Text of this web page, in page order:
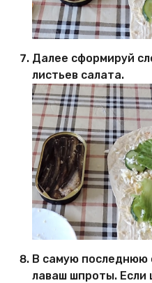
Далее сформируй
листьев салата.
В самую последнюю
лаваш шпроты. Если